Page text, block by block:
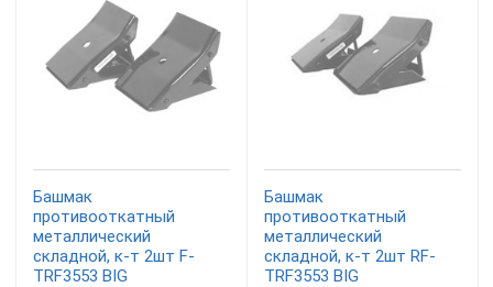
Башмак
противооткатный
металлический
складной, к-т 2шт F-
TRF3553 BIG
Башмак
противооткатный
металлический
складной, к-т 2шт RF-
TRF3553 BIG